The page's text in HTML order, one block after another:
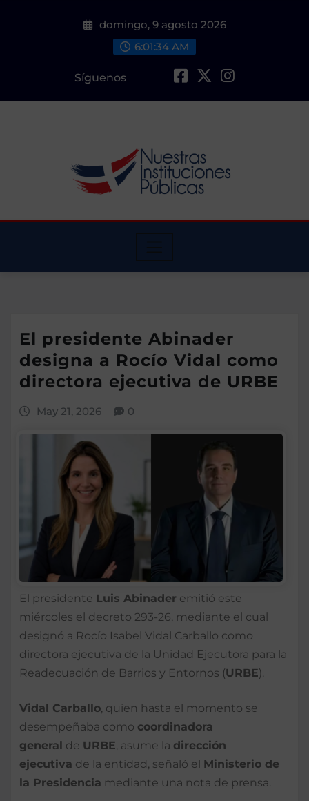
domingo, 9 agosto 2026
6:01:36 AM
Síguenos
El presidente Abinader
designa a Rocío Vidal como
directora ejecutiva de URBE
May 21, 2026 0
El presidente Luis Abinader emitió este
miércoles el decreto 293-26, mediante el cual
designó a Rocío Isabel Vidal Carballo como
directora ejecutiva de la Unidad Ejecutora para la
Readecuación de Barrios y Entornos (URBE).
Vidal Carballo , quien hasta el momento se
desempeñaba como coordinadora
general de URBE , asume la dirección
ejecutiva de la entidad, señaló el Ministerio de
la Presidencia mediante una nota de prensa.